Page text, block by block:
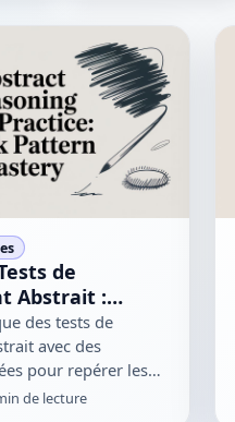
de
Abstrait :
des Modèles
des tests de
avec des
pour repérer les
dans les…
de lecture